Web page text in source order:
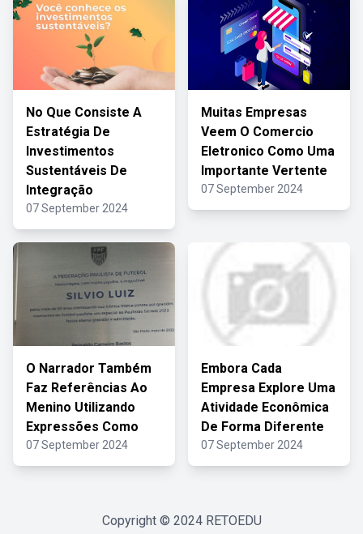
No Que Consiste A
Estratégia De
Investimentos
Sustentáveis De
Integração
07 September 2024
Muitas Empresas
Veem O Comercio
Eletronico Como Uma
Importante Vertente
07 September 2024
O Narrador Também
Faz Referências Ao
Menino Utilizando
Expressões Como
07 September 2024
Embora Cada
Empresa Explore Uma
Atividade Econômica
De Forma Diferente
07 September 2024
Copyright © 2024 RETOEDU